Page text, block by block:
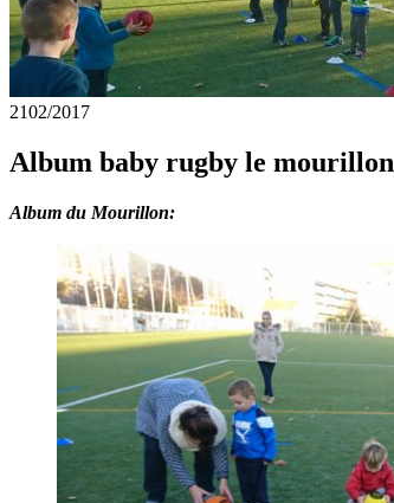
2102/2017
Album baby rugby le mourillon
Album du Mourillon: